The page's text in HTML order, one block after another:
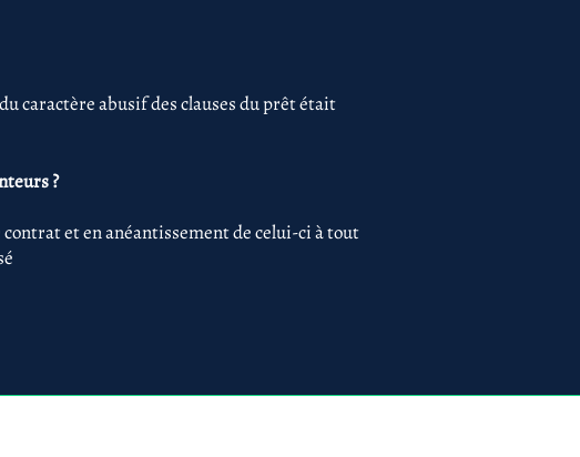
caractère abusif des clauses du prêt était
?
et en anéantissement de celui-ci à tout